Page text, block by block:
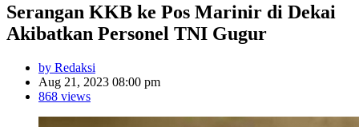
Serangan KKB ke Pos Marinir di Dekai
Akibatkan Personel TNI Gugur
by Redaksi
Aug 21, 2023 08:00 pm
868 views